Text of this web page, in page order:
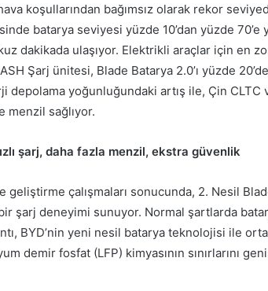
koşullarından bağımsız olarak rekor
batarya seviyesi yüzde 10’dan yüzde 70’e
dakikada ulaşıyor. Elektrikli araçlar için en
Şarj ünitesi, Blade Batarya 2.0’ı yüzde
depolama yoğunluğundaki artış ile, Çin
menzil sağlıyor.
şarj, daha fazla menzil, ekstra güvenlik
geliştirme çalışmaları sonucunda, 2. Nesil
bir şarj deneyimi sunuyor. Normal şartlarda
BYD’nin yeni nesil batarya teknolojisi ile
demir fosfat (LFP) kimyasının sınırlarını